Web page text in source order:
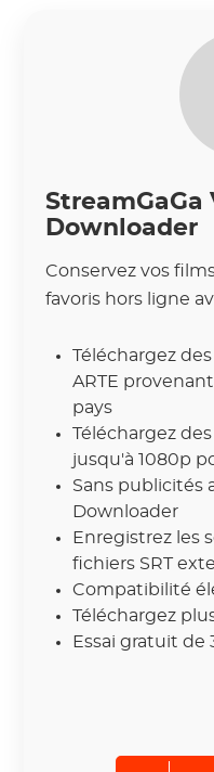
StreamGaGa
Downloader
Conservez vos
favoris hors ligne
Téléchargez
ARTE
pays
Téléchargez
jusqu'à 1080p
Sans publicités
Downloader
Enregistrez les
fichiers SRT
Compatibilité
Téléchargez
Essai gratuit de